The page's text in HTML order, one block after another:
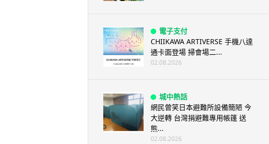
電子支付
CHIIKAWA ARTIVERSE 手機八達
通卡面登場 掃會場二...
02.08.2026
城中熱話
網民曾笑日本避難所設備簡陋 今
大逆轉 台灣捐避難專用帳篷 送
熊...
02.08.2026